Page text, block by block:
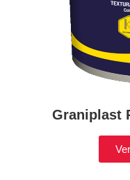
Graniplast